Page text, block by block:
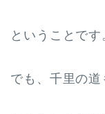
ということです
でも、千里の道